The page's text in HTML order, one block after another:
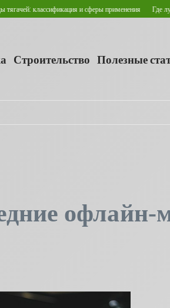
классификация и сферы применения Где лучше
Строительство Полезные